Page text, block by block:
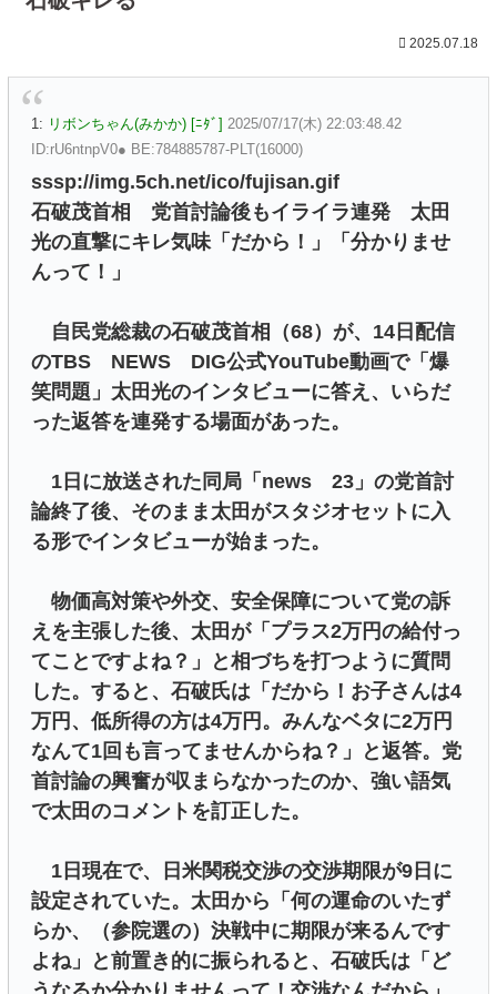
2025.07.18
1: リボンちゃん(みかか) [ﾆﾀﾞ] 2025/07/17(木) 22:03:48.42
ID:rU6ntnpV0● BE:784885787-PLT(16000)
sssp://img.5ch.net/ico/fujisan.gif
石破茂首相 党首討論後もイライラ連発 太田
光の直撃にキレ気味「だから！」「分かりませ
んって！」
自民党総裁の石破茂首相（68）が、14日配信
のTBS NEWS DIG公式YouTube動画で「爆
笑問題」太田光のインタビューに答え、いらだ
った返答を連発する場面があった。
1日に放送された同局「news 23」の党首討
論終了後、そのまま太田がスタジオセットに入
る形でインタビューが始まった。
物価高対策や外交、安全保障について党の訴
えを主張した後、太田が「プラス2万円の給付っ
てことですよね？」と相づちを打つように質問
した。すると、石破氏は「だから！お子さんは4
万円、低所得の方は4万円。みんなベタに2万円
なんて1回も言ってませんからね？」と返答。党
首討論の興奮が収まらなかったのか、強い語気
で太田のコメントを訂正した。
1日現在で、日米関税交渉の交渉期限が9日に
設定されていた。太田から「何の運命のいたず
らか、（参院選の）決戦中に期限が来るんです
よね」と前置き的に振られると、石破氏は「ど